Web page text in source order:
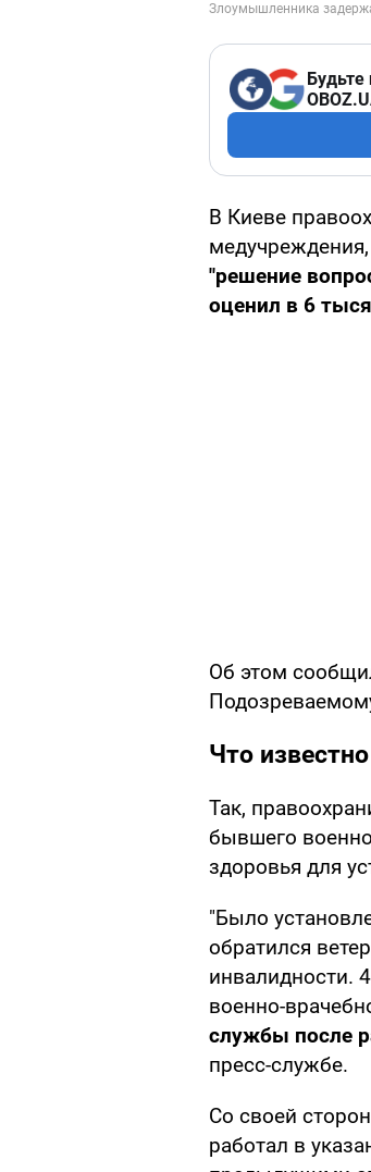
В Киеве
"решение
оценил в 6
Об этом
Что известно
Так,
бывшего
здоровья для
"Было
обратился
инвалидности.
военно-
службы после
пресс-службе.
Со своей
работал в